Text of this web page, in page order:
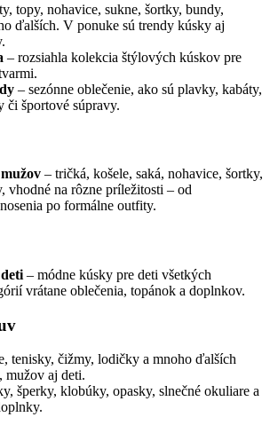
topy, nohavice, sukne, šortky, bundy,
ďalších. V ponuke sú trendy kúsky aj
– rozsiahla kolekcia štýlových kúskov pre
– sezónne oblečenie, ako sú plavky, kabáty,
či športové súpravy.
– tričká, košele, saká, nohavice, šortky,
vhodné na rôzne príležitosti – od
po formálne outfity.
– módne kúsky pre deti všetkých
vrátane oblečenia, topánok a doplnkov.
tenisky, čižmy, lodičky a mnoho ďalších
mužov aj deti.
šperky, klobúky, opasky, slnečné okuliare a